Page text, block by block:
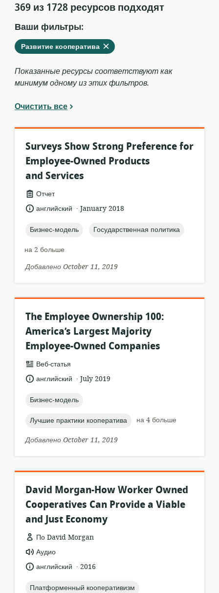
369 из 1728 ресурсов подходят
Ваши фильтры:
Удалить
Развитие кооперативаиз
текущих
Показанные ресурсы соответствуют как
минимум одному из этих фильтров.
Очистить все
Surveys Show Strong Preference for
Employee-Owned Products
and Services
формат
ресурса:
Отчет
язык:английский .
опубликовано
January 2018
topic:
Бизнес-модель topic:
Государственная политика
на 2 больше
Добавлено October 11, 2019
The Employee Ownership 100:
America’s Largest Majority
Employee-Owned Companies
формат
ресурса:
Веб-статья
язык:английский .
опубликовано
July 2019
topic:
Бизнес-модель
topic:
Лучшие практики кооператива
на 4 больше
Добавлено October 11, 2019
David Morgan-How Worker Owned
Cooperatives Can Provide a Viable
and Just Economy
По David Morgan
формат
ресурса:
Аудио
язык:английский .
опубликовано
2016
topic:
Платформенный кооперативизм